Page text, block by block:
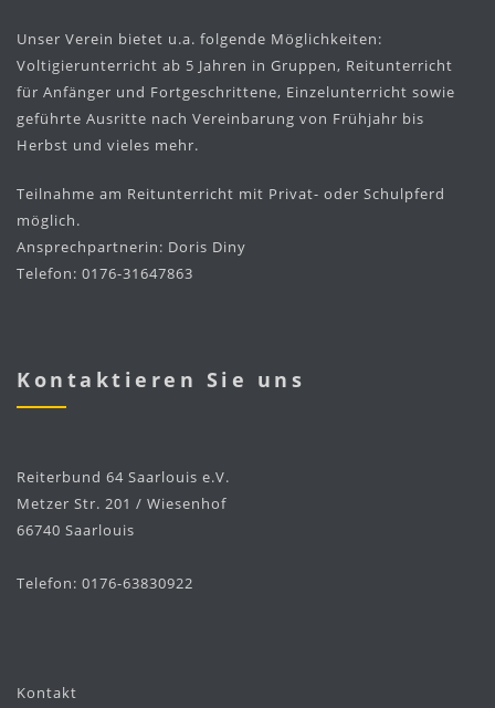
Unser Verein bietet u.a. folgende Möglichkeiten:
Voltigierunterricht ab 5 Jahren in Gruppen, Reitunterricht
für Anfänger und Fortgeschrittene, Einzelunterricht sowie
geführte Ausritte nach Vereinbarung von Frühjahr bis
Herbst und vieles mehr.
Teilnahme am Reitunterricht mit Privat- oder Schulpferd
möglich.
Ansprechpartnerin: Doris Diny
Telefon: 0176-31647863
Kontaktieren Sie uns
Reiterbund 64 Saarlouis e.V.
Metzer Str. 201 / Wiesenhof
66740 Saarlouis
Telefon: 0176-63830922
Kontakt